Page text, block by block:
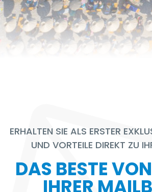
ERHALTEN SIE ALS ERSTER
UND VORTEILE DIREKT ZU
DAS BESTE
IHRER